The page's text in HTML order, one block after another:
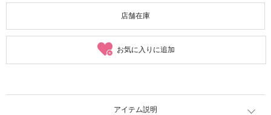
店舗在庫
お気に入りに追加
アイテム説明